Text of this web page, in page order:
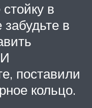
в
в
поставили
кольцо.